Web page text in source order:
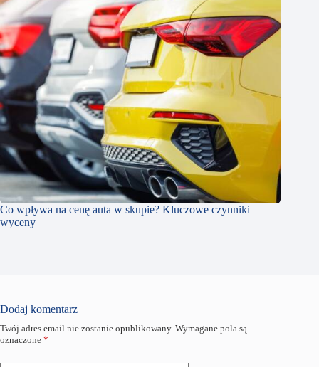
Co wpływa na cenę auta w skupie? Kluczowe czynniki
wyceny
Dodaj komentarz
Twój adres email nie zostanie opublikowany. Wymagane pola są
oznaczone *